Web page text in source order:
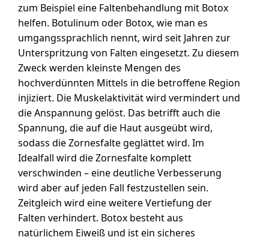
zum Beispiel eine Faltenbehandlung mit Botox
helfen. Botulinum oder Botox, wie man es
umgangssprachlich nennt, wird seit Jahren zur
Unterspritzung von Falten eingesetzt. Zu diesem
Zweck werden kleinste Mengen des
hochverdünnten Mittels in die betroffene Region
injiziert. Die Muskelaktivität wird vermindert und
die Anspannung gelöst. Das betrifft auch die
Spannung, die auf die Haut ausgeübt wird,
sodass die Zornesfalte geglättet wird. Im
Idealfall wird die Zornesfalte komplett
verschwinden – eine deutliche Verbesserung
wird aber auf jeden Fall festzustellen sein.
Zeitgleich wird eine weitere Vertiefung der
Falten verhindert. Botox besteht aus
natürlichem Eiweiß und ist ein sicheres